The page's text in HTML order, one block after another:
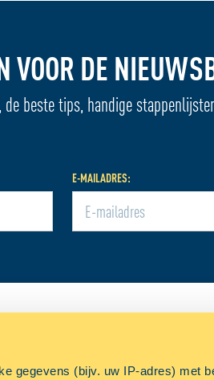
gegevens (bijv. uw IP-adres) met
VOOR DE
beste tips, handige
E-MAILADRES: